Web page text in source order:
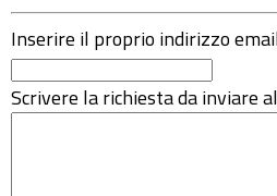
Inserire il proprio indirizzo
Scrivere la richiesta da inviare